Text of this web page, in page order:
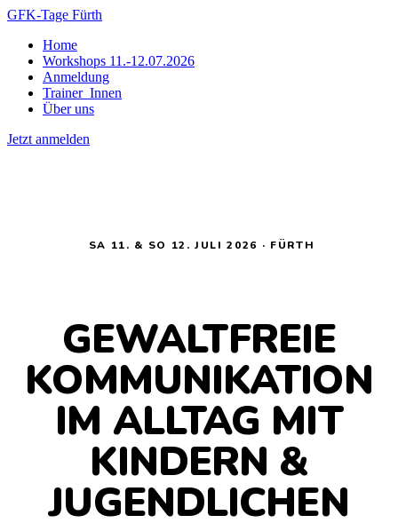
GFK-Tage Fürth
Home
Workshops 11.-12.07.2026
Anmeldung
Trainer_Innen
Über uns
Jetzt anmelden
SA 11. & SO 12. JULI 2026 · FÜRTH
GEWALTFREIE
KOMMUNIKATION
IM ALLTAG MIT
KINDERN &
JUGENDLICHEN